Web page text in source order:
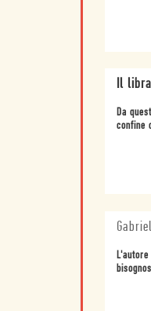
Il
Da
confine